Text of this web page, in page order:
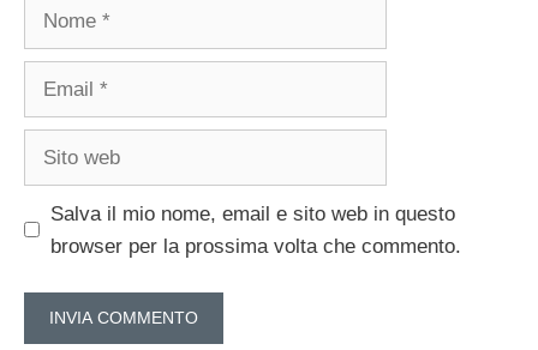
Salva il mio nome, email e sito web in questo
browser per la prossima volta che commento.